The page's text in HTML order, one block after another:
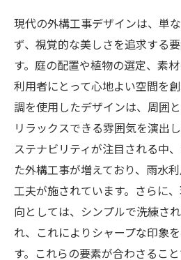
現代の外構工事デザインは、単
ず、視覚的な美しさを追求する
す。庭の配置や植物の選定、素
利用者にとって心地よい空間を
調を使用したデザインは、周囲
リラックスできる雰囲気を演出
ステナビリティが注目される中
た外構工事が増えており、雨水
工夫が施されています。さらに
向としては、シンプルで洗練さ
れ、これによりシャープな印象
す。これらの要素が合わさるこ